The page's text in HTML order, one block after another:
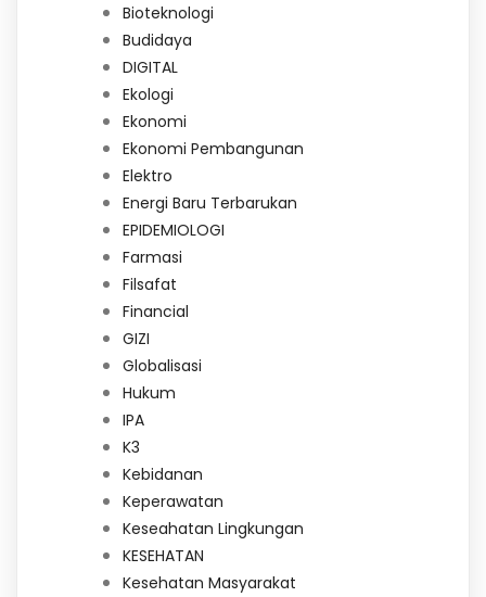
Bioteknologi
Budidaya
DIGITAL
Ekologi
Ekonomi
Ekonomi Pembangunan
Elektro
Energi Baru Terbarukan
EPIDEMIOLOGI
Farmasi
Filsafat
Financial
GIZI
Globalisasi
Hukum
IPA
K3
Kebidanan
Keperawatan
Keseahatan Lingkungan
KESEHATAN
Kesehatan Masyarakat